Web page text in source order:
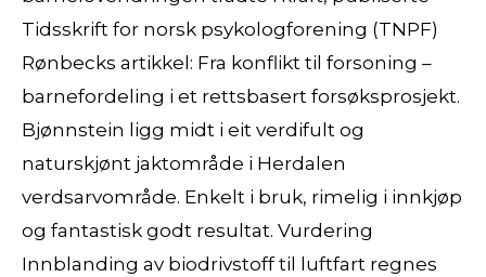
Tidsskrift for norsk psykologforening (TNPF)
Rønbecks artikkel: Fra konflikt til forsoning –
barnefordeling i et rettsbasert forsøksprosjekt.
Bjønnstein ligg midt i eit verdifult og
naturskjønt jaktområde i Herdalen
verdsarvområde. Enkelt i bruk, rimelig i innkjøp
og fantastisk godt resultat. Vurdering
Innblanding av biodrivstoff til luftfart regnes